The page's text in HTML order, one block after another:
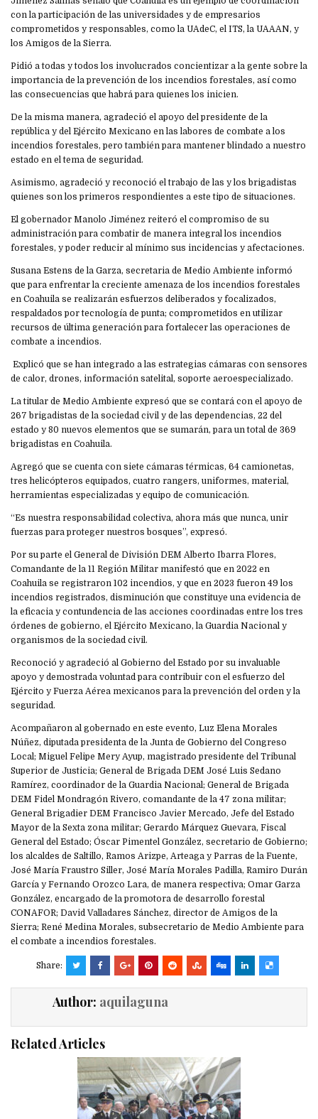
con la participación de las universidades y de empresarios
comprometidos y responsables, como la UAdeC, el ITS, la UAAAN, y
los Amigos de la Sierra.
Pidió a todas y todos los involucrados concientizar a la gente sobre la
importancia de la prevención de los incendios forestales, así como
las consecuencias que habrá para quienes los inicien.
De la misma manera, agradeció el apoyo del presidente de la
república y del Ejército Mexicano en las labores de combate a los
incendios forestales, pero también para mantener blindado a nuestro
estado en el tema de seguridad.
Asimismo, agradeció y reconoció el trabajo de las y los brigadistas
quienes son los primeros respondientes a este tipo de situaciones.
El gobernador Manolo Jiménez reiteró el compromiso de su
administración para combatir de manera integral los incendios
forestales, y poder reducir al mínimo sus incidencias y afectaciones.
Susana Estens de la Garza, secretaria de Medio Ambiente informó
que para enfrentar la creciente amenaza de los incendios forestales
en Coahuila se realizarán esfuerzos deliberados y focalizados,
respaldados por tecnología de punta; comprometidos en utilizar
recursos de última generación para fortalecer las operaciones de
combate a incendios.
Explicó que se han integrado a las estrategias cámaras con sensores
de calor, drones, información satelital, soporte aeroespecializado.
La titular de Medio Ambiente expresó que se contará con el apoyo de
267 brigadistas de la sociedad civil y de las dependencias, 22 del
estado y 80 nuevos elementos que se sumarán, para un total de 369
brigadistas en Coahuila.
Agregó que se cuenta con siete cámaras térmicas, 64 camionetas,
tres helicópteros equipados, cuatro rangers, uniformes, material,
herramientas especializadas y equipo de comunicación.
“Es nuestra responsabilidad colectiva, ahora más que nunca, unir
fuerzas para proteger nuestros bosques”, expresó.
Por su parte el General de División DEM Alberto Ibarra Flores,
Comandante de la 11 Región Militar manifestó que en 2022 en
Coahuila se registraron 102 incendios, y que en 2023 fueron 49 los
incendios registrados, disminución que constituye una evidencia de
la eficacia y contundencia de las acciones coordinadas entre los tres
órdenes de gobierno, el Ejército Mexicano, la Guardia Nacional y
organismos de la sociedad civil.
Reconoció y agradeció al Gobierno del Estado por su invaluable
apoyo y demostrada voluntad para contribuir con el esfuerzo del
Ejército y Fuerza Aérea mexicanos para la prevención del orden y la
seguridad.
Acompañaron al gobernado en este evento, Luz Elena Morales
Núñez, diputada presidenta de la Junta de Gobierno del Congreso
Local; Miguel Felipe Mery Ayup, magistrado presidente del Tribunal
Superior de Justicia; General de Brigada DEM José Luis Sedano
Ramírez, coordinador de la Guardia Nacional; General de Brigada
DEM Fidel Mondragón Rivero, comandante de la 47 zona militar;
General Brigadier DEM Francisco Javier Mercado, Jefe del Estado
Mayor de la Sexta zona militar; Gerardo Márquez Guevara, Fiscal
General del Estado; Óscar Pimentel González, secretario de Gobierno;
los alcaldes de Saltillo, Ramos Arizpe, Arteaga y Parras de la Fuente,
José María Fraustro Siller, José María Morales Padilla, Ramiro Durán
García y Fernando Orozco Lara, de manera respectiva; Omar Garza
González, encargado de la promotora de desarrollo forestal
CONAFOR; David Valladares Sánchez, director de Amigos de la
Sierra; René Medina Morales, subsecretario de Medio Ambiente para
el combate a incendios forestales.
Share:
Author: aquilaguna
Related Articles